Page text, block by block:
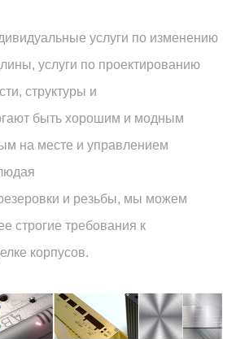
услуги по изменению
услуги по проектированию
структуры и
быть хорошим и модным
на месте и управлением
и резьбы, мы можем
строгие требования к
корпусов.